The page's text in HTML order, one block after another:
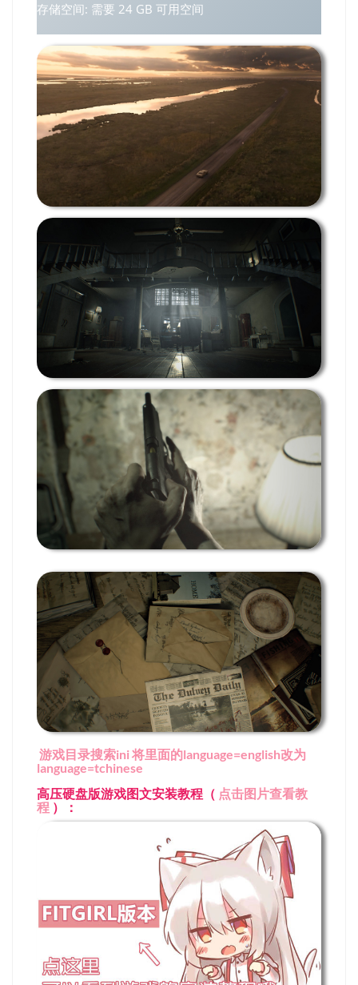
存储空间: 需要 24 GB 可用空间
游戏目录搜索ini 将里面的language=english改为
language=tchinese
高压硬盘版游戏图文安装教程（ 点击图片查看教
程 ）：